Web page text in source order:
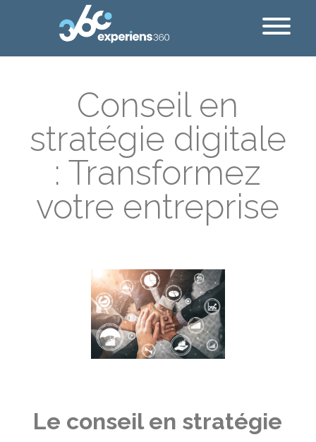
Conseil en
stratégie digitale
: Transformez
votre entreprise
Le conseil en stratégie